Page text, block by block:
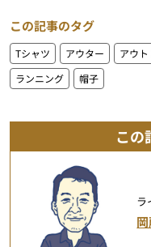
この記事のタグ
Tシャツ アウター アウ
ランニング
帽子
この
ラ